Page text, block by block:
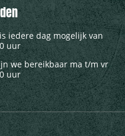
iedere dag mogelijk van
uur
we bereikbaar ma t/m vr
uur